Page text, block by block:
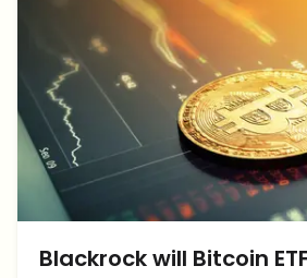
Blackrock will Bitcoin